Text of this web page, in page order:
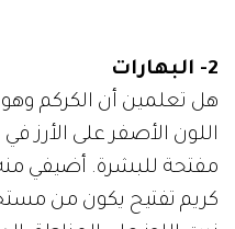
2- البهارات
هل تعلمين أن الكركم
اللون الأصفر على الأرز
مفتحة للبشرة. أضيفي
كريم تفتيح يكون من